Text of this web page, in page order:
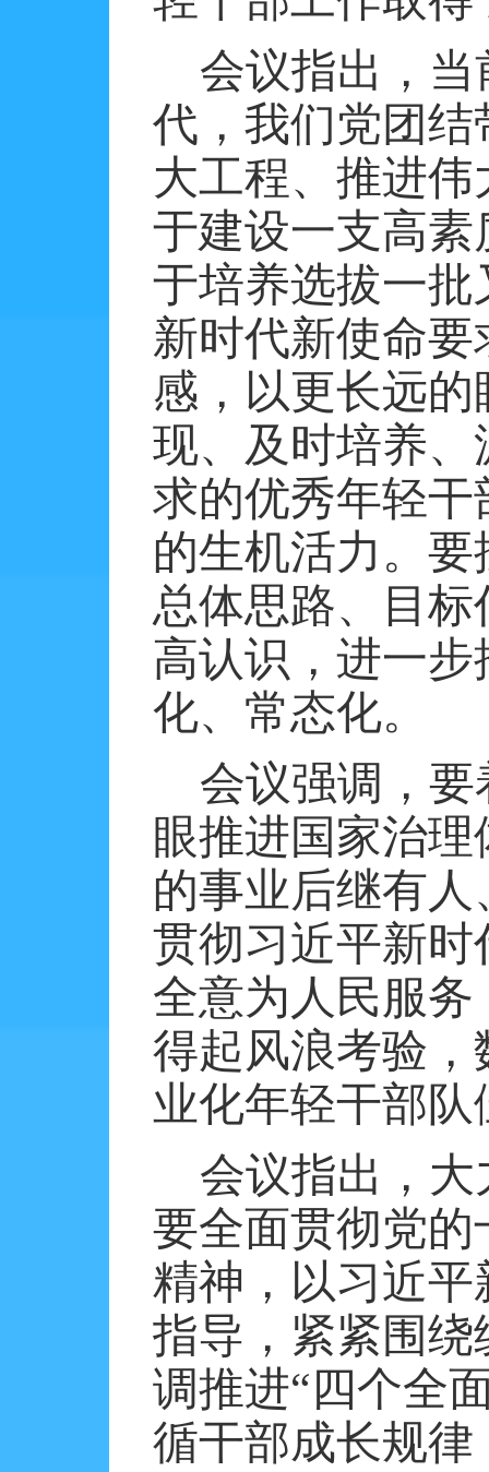
会议指出，
代，我们党团
大工程、推进
于建设一支高
于培养选拔一
新时代新使命
感，以更长远
现、及时培养
求的优秀年轻
的生机活力。
总体思路、目
高认识，进一
化、常态化。
会议强调，要
眼推进国家治
的事业后继有
贯彻习近平新
全意为人民服
得起风浪考验
业化年轻干部队
会议指出，
要全面贯彻党
精神，以习近
指导，紧紧围绕
调推进“四个全
循干部成长规